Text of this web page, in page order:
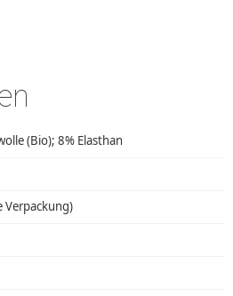
(Bio); 8% Elasthan
Verpackung)